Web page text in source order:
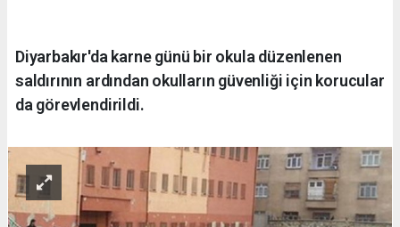
Diyarbakır'da karne günü bir okula düzenlenen
saldırının ardından okulların güvenliği için korucular
da görevlendirildi.